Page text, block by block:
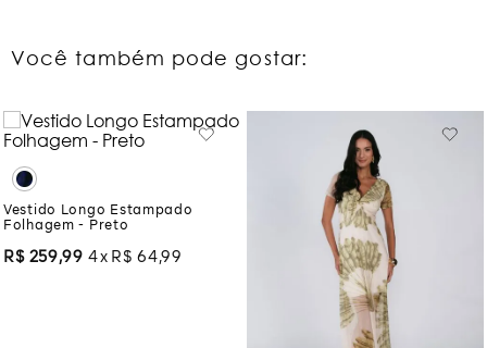
Você também pode gostar:
Vestido Longo Estampado
Folhagem - Preto
R$ 259,99 4 R$ 64,99